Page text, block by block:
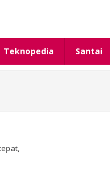
Teknopedia Santai